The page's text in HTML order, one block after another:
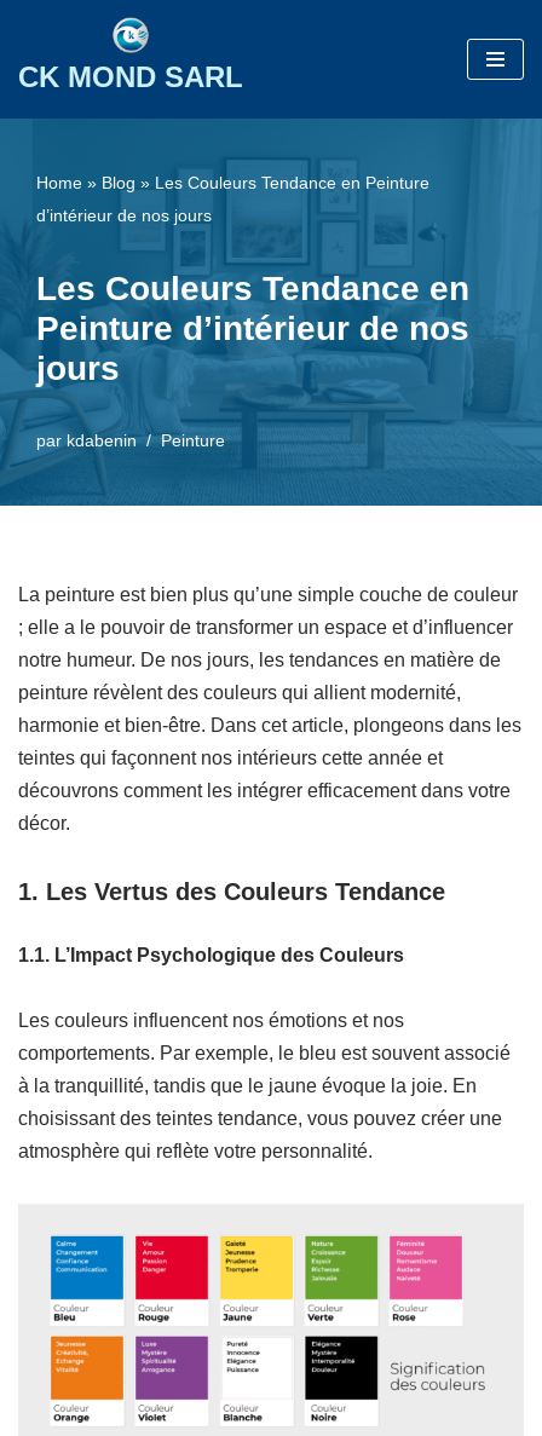
Aller
CK MOND SARL
Home » Blog » Les Couleurs Tendance en Peinture
d’intérieur de nos jours
Les Couleurs Tendance en
Peinture d’intérieur de nos
jours
par kdabenin Peinture
La peinture est bien plus qu’une simple couche de couleur
; elle a le pouvoir de transformer un espace et d’influencer
notre humeur. De nos jours, les tendances en matière de
peinture révèlent des couleurs qui allient modernité,
harmonie et bien-être. Dans cet article, plongeons dans les
teintes qui façonnent nos intérieurs cette année et
découvrons comment les intégrer efficacement dans votre
décor.
1. Les Vertus des Couleurs Tendance
1.1. L’Impact Psychologique des Couleurs
Les couleurs influencent nos émotions et nos
comportements. Par exemple, le bleu est souvent associé
à la tranquillité, tandis que le jaune évoque la joie. En
choisissant des teintes tendance, vous pouvez créer une
atmosphère qui reflète votre personnalité.